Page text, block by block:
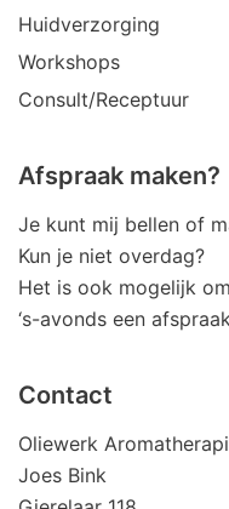
Huidverzorging
Workshops
Consult/Receptuur
Afspraak maken?
Je kunt mij bellen of
Kun je niet overdag?
Het is ook mogelijk
‘s-avonds een
Contact
Oliewerk
Joes Bink